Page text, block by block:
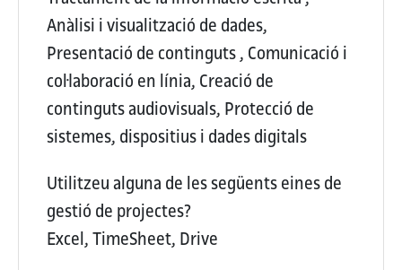
Anàlisi i visualització de dades,
Presentació de continguts , Comunicació i
col·laboració en línia, Creació de
continguts audiovisuals, Protecció de
sistemes, dispositius i dades digitals
Utilitzeu alguna de les següents eines de
gestió de projectes?
Excel, TimeSheet, Drive